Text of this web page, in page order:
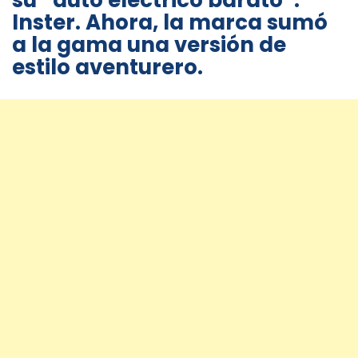
Inster. Ahora, la marca sumó
a la gama una versión de
estilo aventurero.